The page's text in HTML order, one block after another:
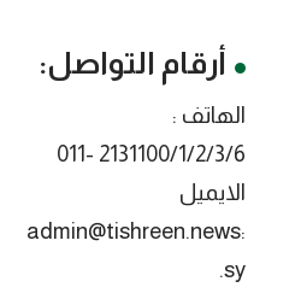
أرقام التواصل:
الهاتف :
2131100/1/2/3/6 -011
الايميل
:admin@tishreen.news
.sy